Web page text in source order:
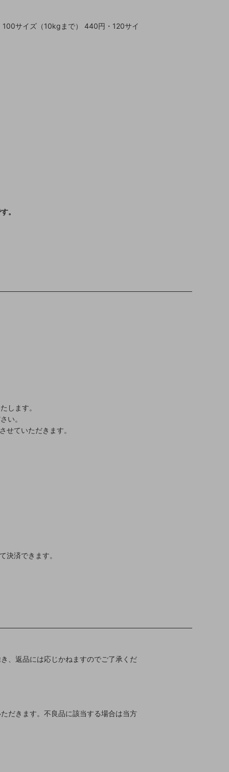
サイズ（10kgまで） 440円・120サイ
。
します。
い。
ていただきます。
決済できます。
、返品には応じかねますのでご了承くだ
だきます。不良品に該当する場合は当方